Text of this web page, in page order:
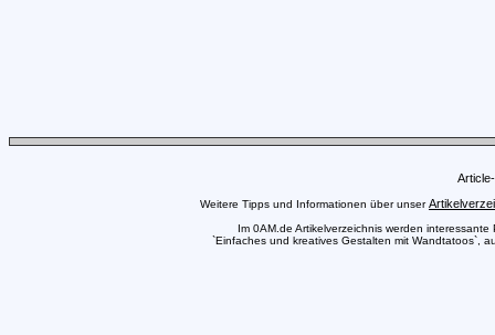
Weitere Tipps und Informationen über unser
Im 0AM.de Artikelverzeichnis werden
`Einfaches und kreatives Gestalten mit Wandtatoos`,